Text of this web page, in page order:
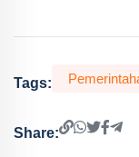
Tags:
Share: